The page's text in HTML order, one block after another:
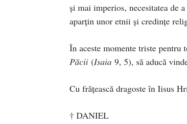
și mai imperios, necesitatea de
aparțin unor etnii și credințe
În aceste momente triste
Păcii (Isaia 9, 5), să aducă
Cu frăţească dragoste în Iisus
† DANIEL